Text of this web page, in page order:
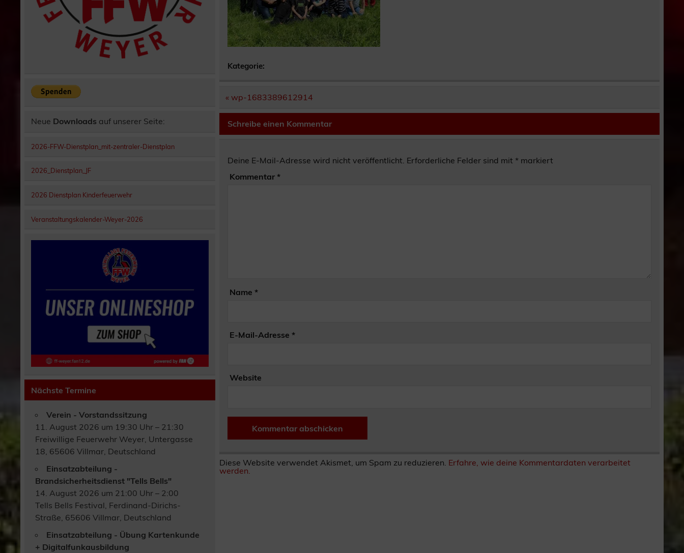
Kategorie:
Beitragsnavigation
« wp-1683389612914
Schreibe einen Kommentar
Deine E-Mail-Adresse wird nicht veröffentlicht. Erforderliche Felder sind mit *markiert
Kommentar*
Name*
E-Mail-Adresse*
Website
Diese Website verwendet Akismet, um Spam zu reduzieren. Erfahre, wie deine Kommentardaten verarbeitet
werden.
Neue Downloads auf unserer Seite:
2026-FFW-Dienstplan_mit-zentraler-Dienstplan
2026_Dienstplan_JF
2026 Dienstplan Kinderfeuerwehr
Veranstaltungskalender-Weyer-2026
Nächste Termine
Verein - Vorstandssitzung
11. August 2026 um 19:30 Uhr – 21:30
Freiwillige Feuerwehr Weyer, Untergasse
18, 65606 Villmar, Deutschland
Einsatzabteilung -
Brandsicherheitsdienst "Tells Bells"
14. August 2026 um 21:00 Uhr – 2:00
Tells Bells Festival, Ferdinand-Dirichs-
Straße, 65606 Villmar, Deutschland
Einsatzabteilung - Übung Kartenkunde
+ Digitalfunkausbildung